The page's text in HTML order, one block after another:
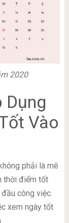
2020
Dụng
Vào
phải là mê
thời điểm tốt
công việc.
xem ngày tốt